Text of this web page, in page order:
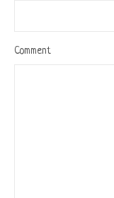
Comment